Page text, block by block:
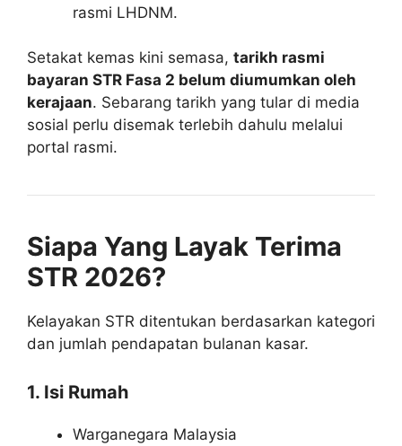
rasmi LHDNM.
Setakat kemas kini semasa, tarikh rasmi
bayaran STR Fasa 2 belum diumumkan oleh
kerajaan. Sebarang tarikh yang tular di media
sosial perlu disemak terlebih dahulu melalui
portal rasmi.
Siapa Yang Layak Terima
STR 2026?
Kelayakan STR ditentukan berdasarkan kategori
dan jumlah pendapatan bulanan kasar.
1. Isi Rumah
Warganegara Malaysia